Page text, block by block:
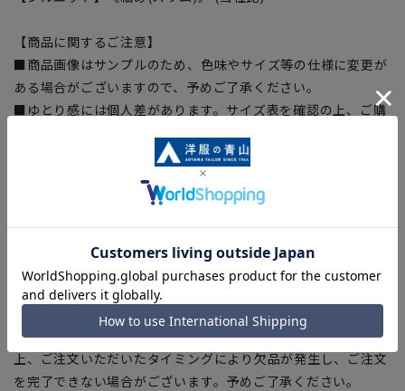
【商品に関するご注意】
■商品画像はサンプルのため、色味やサイズ等の仕様に変更が
ある場合がございますので、予めご了承ください。
■ゆとり感には個人差があります。サイズ表を確認の上、ご購
■生地や仕様・デザインにより、着用感や実際のサイズ表に若
干の誤差が生じる場合がございます。予めご了承ください。
■サイズスペックは仕上がりサイズを記載しております。一
商品もございます。
■ブラウザやお使いのモニター環境、また撮影時の室内外の光
加減により、実際の商品と掲載画像の色味が異なる場合がござ
います。
■店舗や各モールサイトと商品在庫を共有しております関係
上、ご注文いただいたタイミングにより欠品が発生し、ご注文
を完了できない場合がございます。予めご了承ください。